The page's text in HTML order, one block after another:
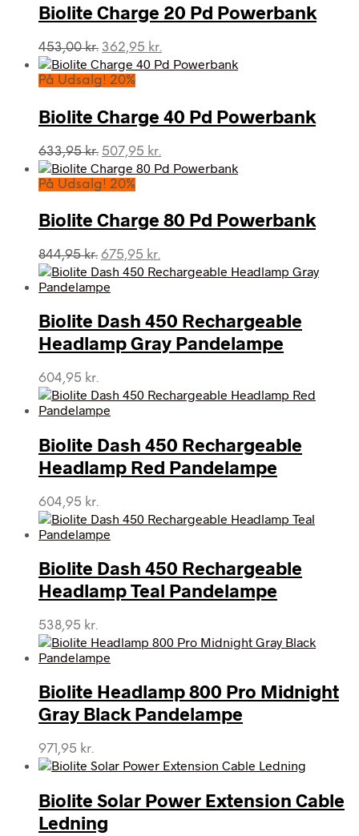
Biolite Charge 20 Pd Powerbank
453,00kr. Den
oprindelige
pris
453,00 kr..
362,95 kr.
aktuelle
362,95 kr..
På Udsalg! 20%
Biolite Charge 40 Pd Powerbank
633,95kr. Den
oprindelige
pris
633,95 kr..
507,95 kr.
aktuelle
507,95 kr..
På Udsalg! 20%
Biolite Charge 80 Pd Powerbank
844,95kr. Den
oprindelige
pris
844,95 kr..
675,95 kr.
aktuelle
675,95 kr..
Biolite Dash 450 Rechargeable
Headlamp Gray Pandelampe
604,95 kr.
Biolite Dash 450 Rechargeable
Headlamp Red Pandelampe
604,95 kr.
Biolite Dash 450 Rechargeable
Headlamp Teal Pandelampe
538,95 kr.
Biolite Headlamp 800 Pro Midnight
Gray Black Pandelampe
971,95 kr.
Biolite Solar Power Extension Cable
Ledning